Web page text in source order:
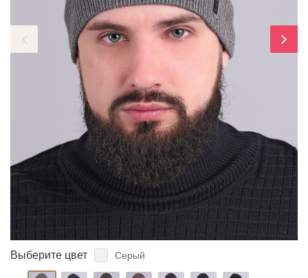
Выберите цвет Серый